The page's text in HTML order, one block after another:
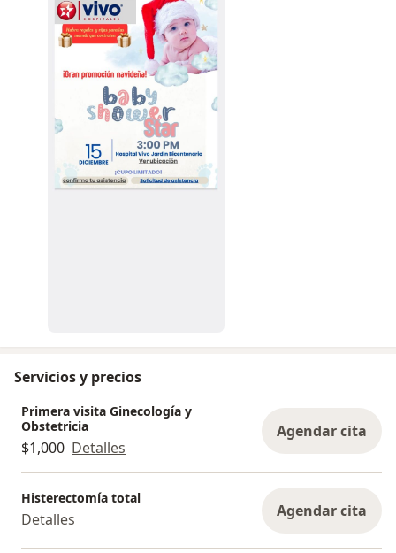
Servicios y precios
Primera visita Ginecología y
Obstetricia
$1,000 Detalles
Agendar cita
Histerectomía total
Detalles Agendar cita